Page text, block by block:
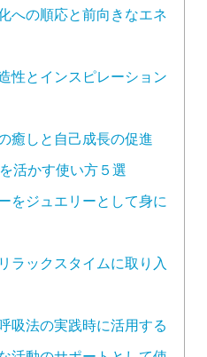
への順応と前向きなエネ
性とインスピレーション
癒しと自己成長の促進
活かす使い方５選
をジュエリーとして身に
ラックスタイムに取り入
吸法の実践時に活用する